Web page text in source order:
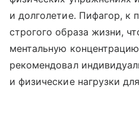
и долголетие. Пифагор, к
строгого образа жизни,
ментальную
рекомендовал
и физические нагрузки